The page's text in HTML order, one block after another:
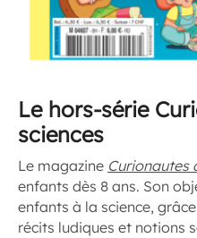
Le hors-série
sciences
Le magazine Curionautes
enfants dès 8 ans. Son
enfants à la science,
récits ludiques et notions